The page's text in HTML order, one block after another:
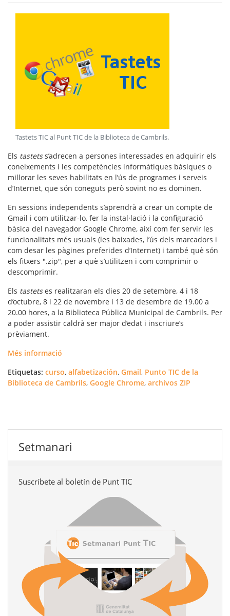
Tastets TIC al Punt TIC de la Biblioteca de Cambrils.
Els tastetss’adrecen a persones interessades en adquirir els
coneixements i les competències informàtiques bàsiques o
millorar les seves habilitats en l’ús de programes i serveis
d’Internet, que són coneguts però sovint no es dominen.
En sessions independents s’aprendrà a crear un compte de
Gmail i com utilitzar-lo, fer la instal·lació i la configuració
bàsica del navegador Google Chrome, així com fer servir les
funcionalitats més usuals (les baixades, l’ús dels marcadors i
com desar les pàgines preferides d’Internet) i també què són
els fitxers ".zip", per a què s’utilitzen i com comprimir o
descomprimir.
Els tastetses realitzaran els dies 20 de setembre, 4 i 18
d’octubre, 8 i 22 de novembre i 13 de desembre de 19.00 a
20.00 hores, a la Biblioteca Pública Municipal de Cambrils. Per
a poder assistir caldrà ser major d’edat i inscriure’s
prèviament.
Més informació
Etiquetas: curso, alfabetización, Gmail, Punto TIC de la
Biblioteca de Cambrils, Google Chrome, archivos ZIP
Setmanari
Suscríbete al boletín de Punt TIC